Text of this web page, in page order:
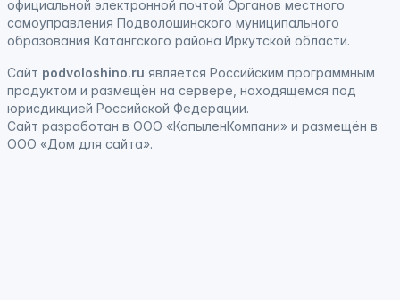
официальной электронной почтой Органов местного
самоуправления Подволошинского муниципального
образования Катангского района Иркутской области.
Сайт podvoloshino.ru является Российским программным
продуктом и размещён на сервере, находящемся под
юрисдикцией Российской Федерации.
Сайт разработан в ООО «КопыленКомпани» и размещён в
ООО «Дом для сайта».